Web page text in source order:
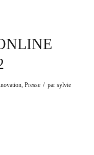
,Presse / parsylvie